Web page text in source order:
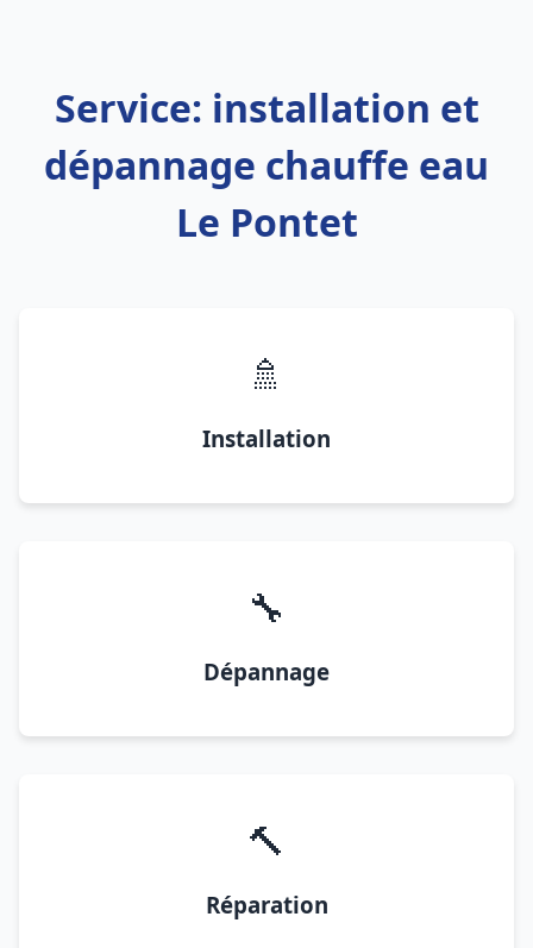
Service: installation et
dépannage chauffe eau
Le Pontet
🚿
Installation
🔧
Dépannage
🔨
Réparation